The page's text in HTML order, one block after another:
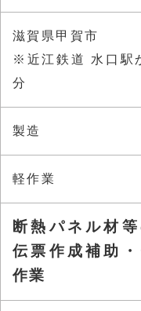
滋賀県甲賀市
※近江鉄道 水口駅
分
製造
軽作業
断熱パネル材
伝票作成補助
作業